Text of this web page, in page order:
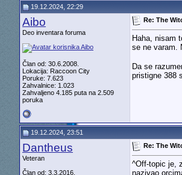
19.12.2024, 22:29
Aibo
Deo inventara foruma
Član od: 30.6.2008.
Lokacija: Raccoon City
Poruke: 7.623
Zahvalnice: 1.023
Zahvaljeno 4.185 puta na 2.509
poruka
Re: The
Haha, nisam
se ne varam.
Da se
pristigne 388
19.12.2024, 23:51
Dantheus
Veteran
Član od: 3.3.2016.
Re: The
^Off-topic je,
nazivao